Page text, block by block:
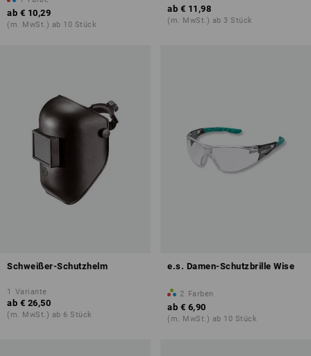
ab € 10,29
(m. MwSt.) ab 10 Stück
ab € 11,98
(m. MwSt.) ab 3 Stück
Schweißer-Schutzhelm
1 Variante
ab € 26,50
(m. MwSt.) ab 6 Stück
e.s. Damen-Schutzbrille Wise
2 Farben
ab € 6,90
(m. MwSt.) ab 10 Stück